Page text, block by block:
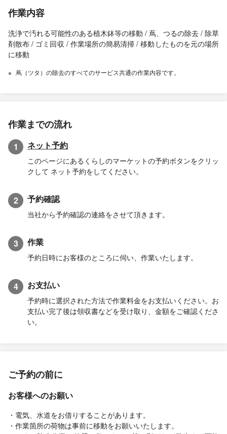
作業内容
洗浄で汚れる可能性のある植木鉢等の移動 / 蔦、つるの除去 / 除草
剤散布 / ゴミ回収 / 作業場所の簡易清掃 / 移動したものを元の場所
に移動
蔦（ツタ）の除去のすべてのサービス共通の作業内容です。
作業までの流れ
1 ネット予約
このページにあるくらしのマーケットの予約ボタンをクリッ
クして ネット予約をしてください。
2 予約確認
当社から予約確認の連絡をさせて頂きます。
3 作業
予約日時にお客様のところに伺い、作業いたします。
4 お支払い
予約時に選択された方法で作業料金をお支払いください。お
支払い完了後は領収書などを受け取り、金額をご確認くださ
い。
ご予約の前に
お客様へのお願い
・電気、水道をお借りすることがあります。
・作業箇所の荷物は事前に移動をお願いいたします。